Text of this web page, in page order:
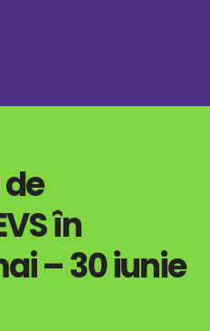
în
– 30 iunie